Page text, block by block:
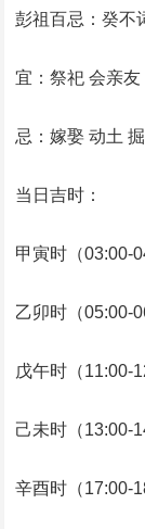
彭祖百忌：癸不
宜：祭祀 会亲
忌：嫁娶 动土
当日吉时：
甲寅时（03:00-
乙卯时（05:00-
戊午时（11:00-
己未时（13:00-
辛酉时（17:00-